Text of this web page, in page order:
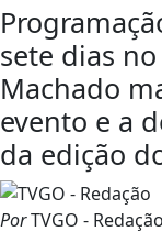
sete dias
Machado
evento e a
da edição
PorTVGO - Redação